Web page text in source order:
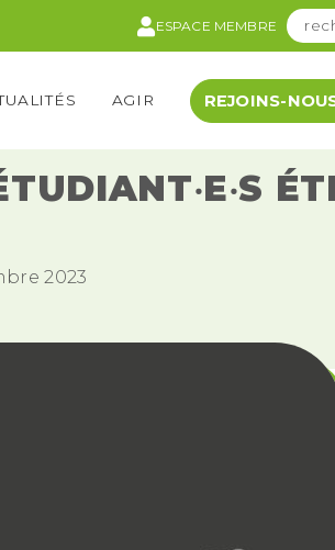
ESPACE MEMBRE
AGIR REJOINS-
2023